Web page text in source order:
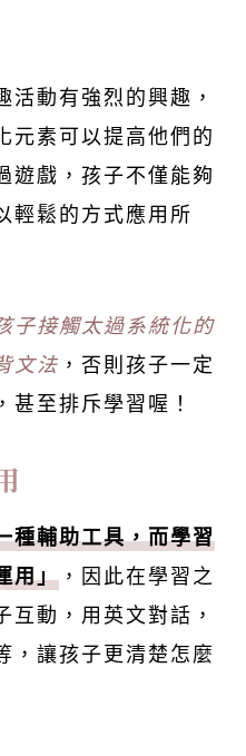
動有強烈的興趣，
元素可以提高他們的
遊戲，孩子不僅能夠
輕鬆的方式應用所
子接觸太過系統化的
文法 ，否則孩子一定
至排斥學習喔！
種輔助工具，而學習
用」 ，因此在學習之
動，用英文對話，
，讓孩子更清楚怎麼